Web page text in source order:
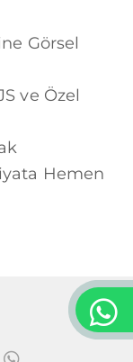
Görsel
ve Özel
Hemen